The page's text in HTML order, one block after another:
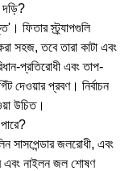
দড়ি?
ফিতার স্ট্র্যাপগুলি
সহজ, তবে তারা কাটা এবং
প্রতিরোধী এবং তাপ-
দেওয়ার প্রবণ। নির্বাচন
উচিত।
সাসপেন্ডার জলরোধী, এবং
এবং নাইলন জল শোষণ